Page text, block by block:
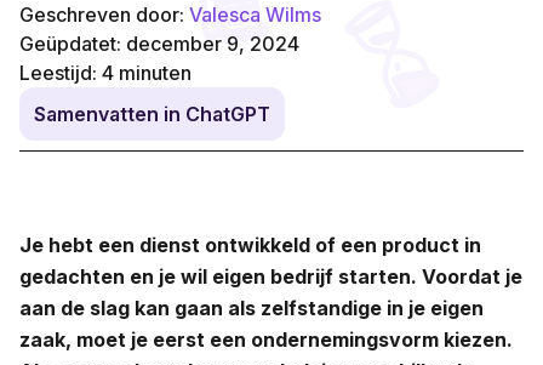
Geschreven door: Valesca Wilms
Geüpdatet: december 9, 2024
Leestijd: 4 minuten
Samenvatten in ChatGPT
Je hebt een dienst ontwikkeld of een product in
gedachten en je wil eigen bedrijf starten. Voordat je
aan de slag kan gaan als zelfstandige in je eigen
zaak, moet je eerst een ondernemingsvorm kiezen.